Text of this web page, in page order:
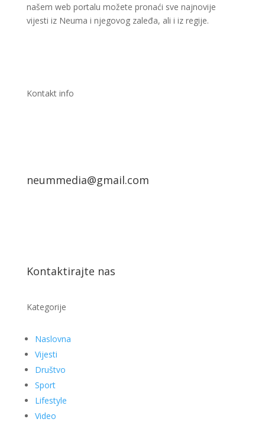
našem web portalu možete pronaći sve najnovije
vijesti iz Neuma i njegovog zaleđa, ali i iz regije.
Kontakt info
neummedia@gmail.com
Kontaktirajte nas
Kategorije
Naslovna
Vijesti
Društvo
Sport
Lifestyle
Video